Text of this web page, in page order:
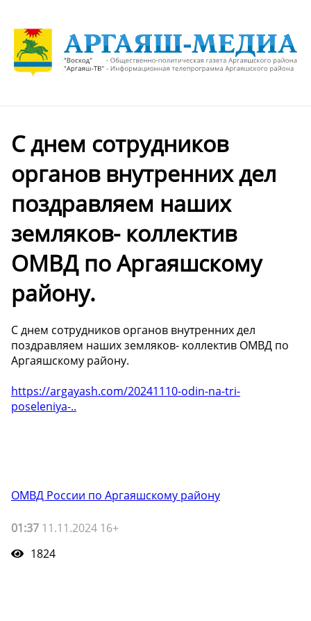
С днем сотрудников
органов внутренних дел
поздравляем наших
земляков- коллектив
ОМВД по Аргаяшскому
району.
С днем сотрудников органов внутренних дел
поздравляем наших земляков- коллектив ОМВД по
Аргаяшскому району.
https://argayash.com/20241110-odin-na-tri-
poseleniya-..
ОМВД России по Аргаяшскому району
01:37 11.11.2024 16+
1824